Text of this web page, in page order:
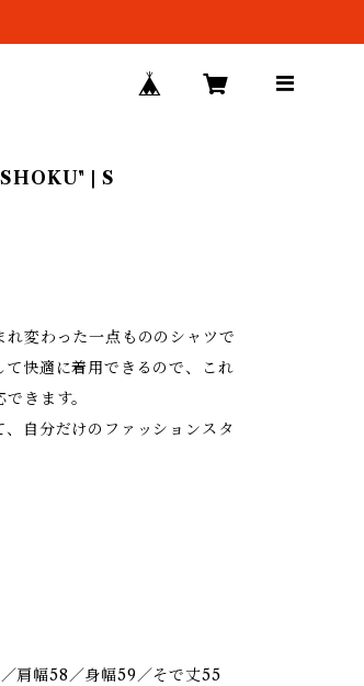
| S
変わった一点もののシャツで
快適に着用できるので、これ
きます。
自分だけのファッションスタ
幅58／身幅59／そで丈55